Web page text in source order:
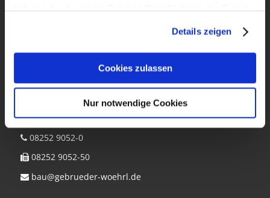
Details zeigen
Cookies zulassen
Nur notwendige Cookies
Gebrüder Wöhrl Grundbau GmbH
Königslachener Weg 36
86529 Schrobenhausen
08252 9052-0
08252 9052-50
bau@gebrueder-woehrl.de